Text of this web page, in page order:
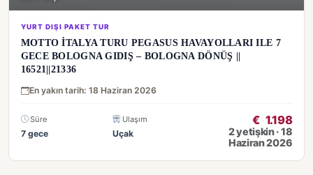
YURT DIŞI PAKET TUR
MOTTO İTALYA TURU PEGASUS HAVAYOLLARI ILE 7
GECE BOLOGNA GIDIŞ – BOLOGNA DÖNÜŞ ||
16521||21336
En yakın tarih: 18 Haziran 2026
Süre
7 gece
Ulaşım
Uçak
€ 1.198
2 yetişkin · 18
Haziran 2026